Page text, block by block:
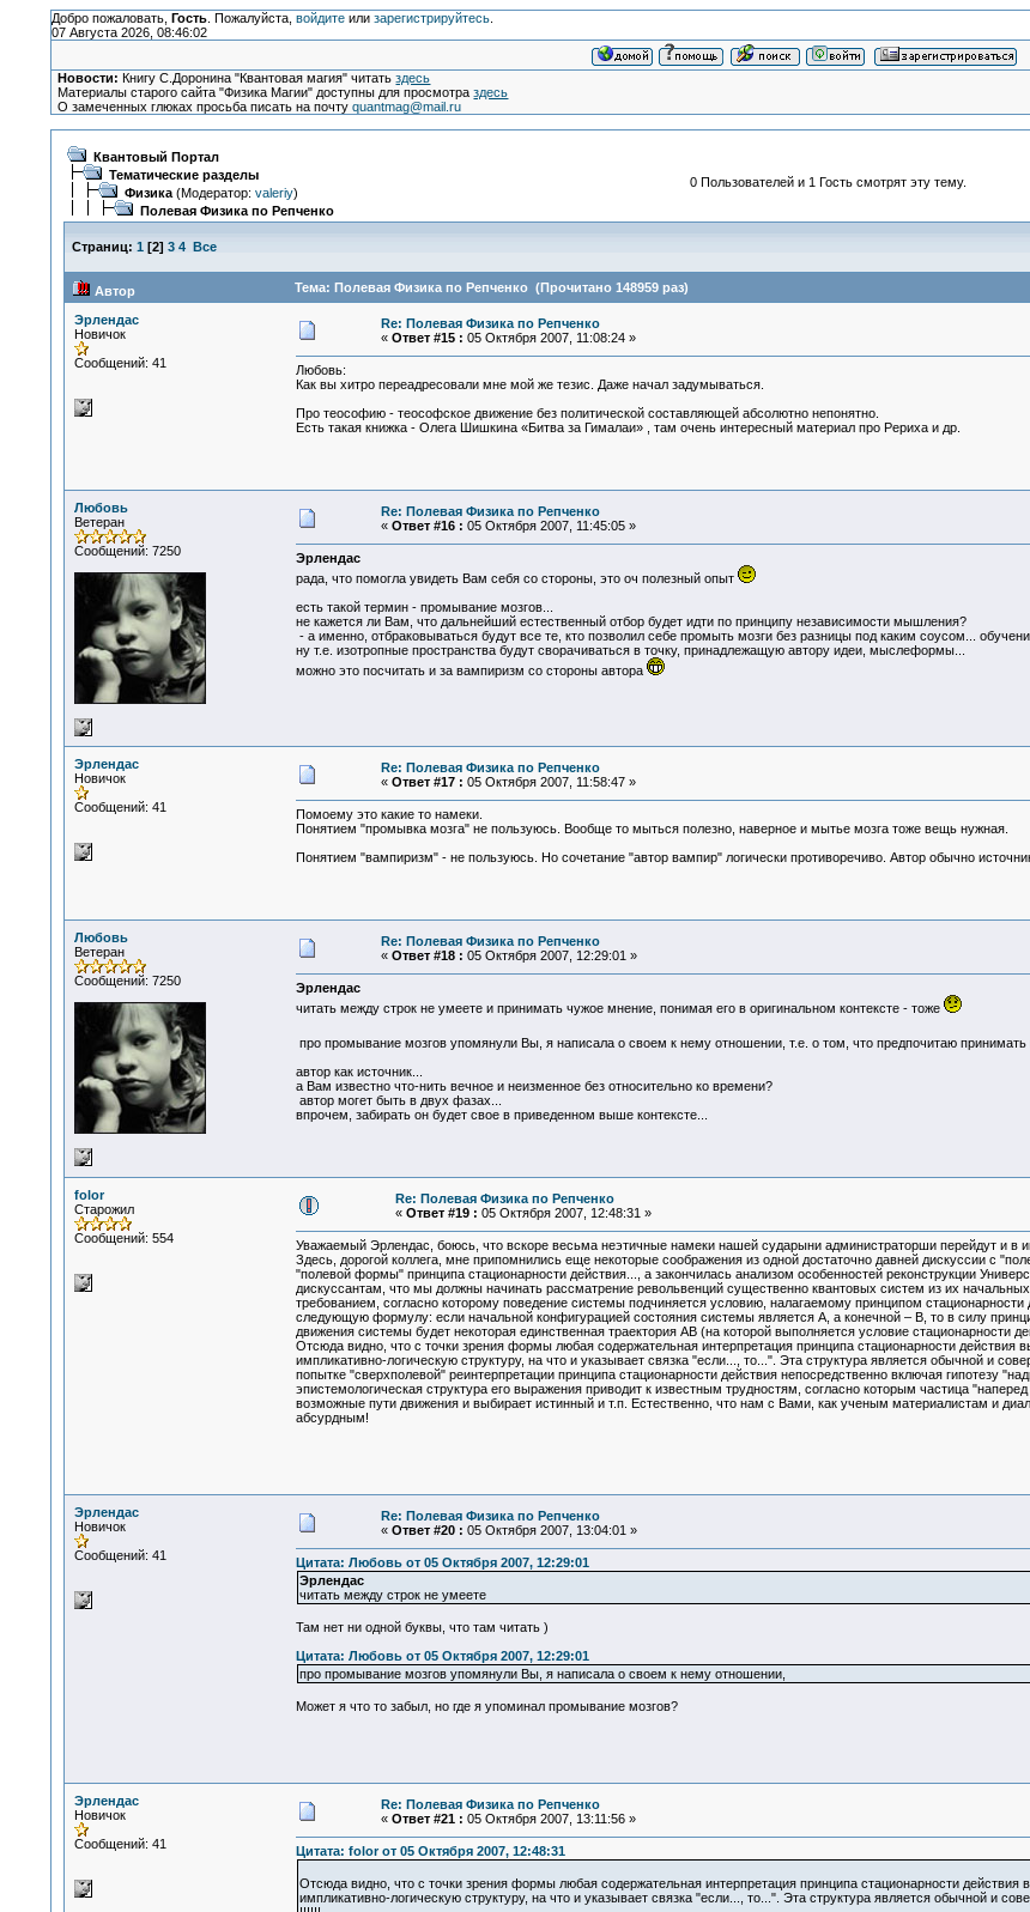
Добро пожаловать, Гость. Пожалуйста, войдитеили зарегистрируйтесь.
07 Августа 2026, 08:46:02
Новости: Книгу С.Доронина "Квантовая магия" читатьздесь
Материалы старого сайта "Физика Магии" доступны для просмотраздесь
О замеченных глюках просьба писать на почтуquantmag@mail.ru
Квантовый Портал
Тематические разделы
Физика(Модератор: valeriy)
Полевая Физика по Репченко
0 Пользователей и 1 Гость смотрят эту тему.
Страниц: 1 [2] 3 4 Все
Автор Тема: Полевая Физика по Репченко (Прочитано 148959 раз)
Эрлендас
Новичок
Сообщений: 41
Re: Полевая Физика по Репченко
« Ответ #15 : 05 Октября 2007, 11:08:24 »
Любовь:
Как вы хитро переадресовали мне мой же тезис. Даже начал задумываться.
Про теософию - теософское движение без политической составляющей абсолютно непонятно.
Есть такая книжка - Олега Шишкина «Битва за Гималаи» , там очень интересный материал про Рериха и др.
Любовь
Ветеран
Сообщений: 7250
Re: Полевая Физика по Репченко
« Ответ #16 : 05 Октября 2007, 11:45:05 »
Эрлендас
рада, что помогла увидеть Вам себя со стороны, это оч полезный опыт
есть такой термин - промывание мозгов...
не кажется ли Вам, что дальнейший естественный отбор будет идти по принципу независимости мышления?
- а именно, отбраковываться будут все те, кто позволил себе промыть мозги без разницы под каким соусом...
ну т.е. изотропные пространства будут сворачиваться в точку, принадлежащую автору идеи, мыслеформы...
можно это посчитать и за вампиризм со стороны автора
Эрлендас
Новичок
Сообщений: 41
Re: Полевая Физика по Репченко
« Ответ #17 : 05 Октября 2007, 11:58:47 »
Помоему это какие то намеки.
Понятием "промывка мозга" не пользуюсь. Вообще то мыться полезно, наверное и мытье мозга тоже вещь нужная.
Понятием "вампиризм" - не пользуюсь. Но сочетание "автор вампир" логически противоречиво. Автор обычно
Любовь
Ветеран
Сообщений: 7250
Re: Полевая Физика по Репченко
« Ответ #18 : 05 Октября 2007, 12:29:01 »
Эрлендас
читать между строк не умеете и принимать чужое мнение, понимая его в оригинальном контексте - тоже
про промывание мозгов упомянули Вы, я написала о своем к нему отношении, т.е. о том, что предпочитаю
автор как источник...
а Вам известно что-нить вечное и неизменное без относительно ко времени?
автор могет быть в двух фазах...
впрочем, забирать он будет свое в приведенном выше контексте...
folor
Старожил
Сообщений: 554
Re: Полевая Физика по Репченко
« Ответ #19 : 05 Октября 2007, 12:48:31 »
Уважаемый Эрлендас, боюсь, что вскоре весьма неэтичные намеки нашей сударыни администраторши перейдут и в
Здесь, дорогой коллега, мне припомнились еще некоторые соображения из одной достаточно давней дискуссии с
"полевой формы" принципа стационарности действия..., а закончилась анализом особенностей реконструкции
дискуссантам, что мы должны начинать рассматрение револьвенций существенно квантовых систем из их
требованием, согласно которому поведение системы подчиняется условию, налагаемому принципом
следующую формулу: если начальной конфигурацией состояния системы является А, а конечной – В, то в силу
движения системы будет некоторая единственная траектория АВ (на которой выполняется условие стационарности
Отсюда видно, что с точки зрения формы любая содержательная интерпретация принципа стационарности действия
импликативно-логическую структуру, на что и указывает связка "если..., то...". Эта структура является обычной и
попытке "сверхполевой" реинтерпретации принципа стационарности действия непосредственно включая гипотезу
эпистемологическая структура его выражения приводит к известным трудностям, согласно которым частица
возможные пути движения и выбирает истинный и т.п. Естественно, что нам с Вами, как ученым материалистам и
абсурдным!
Эрлендас
Новичок
Сообщений: 41
Re: Полевая Физика по Репченко
« Ответ #20 : 05 Октября 2007, 13:04:01 »
Цитата: Любовь от 05 Октября 2007, 12:29:01
Эрлендас
читать между строк не умеете
Там нет ни одной буквы, что там читать )
Цитата: Любовь от 05 Октября 2007, 12:29:01
про промывание мозгов упомянули Вы, я написала о своем к нему отношении,
Может я что то забыл, но где я упоминал промывание мозгов?
Эрлендас
Новичок
Сообщений: 41
Re: Полевая Физика по Репченко
« Ответ #21 : 05 Октября 2007, 13:11:56 »
Цитата: folor от 05 Октября 2007, 12:48:31
Отсюда видно, что с точки зрения формы любая содержательная интерпретация принципа стационарности
импликативно-логическую структуру, на что и указывает связка "если..., то...". Эта структура является обычной и